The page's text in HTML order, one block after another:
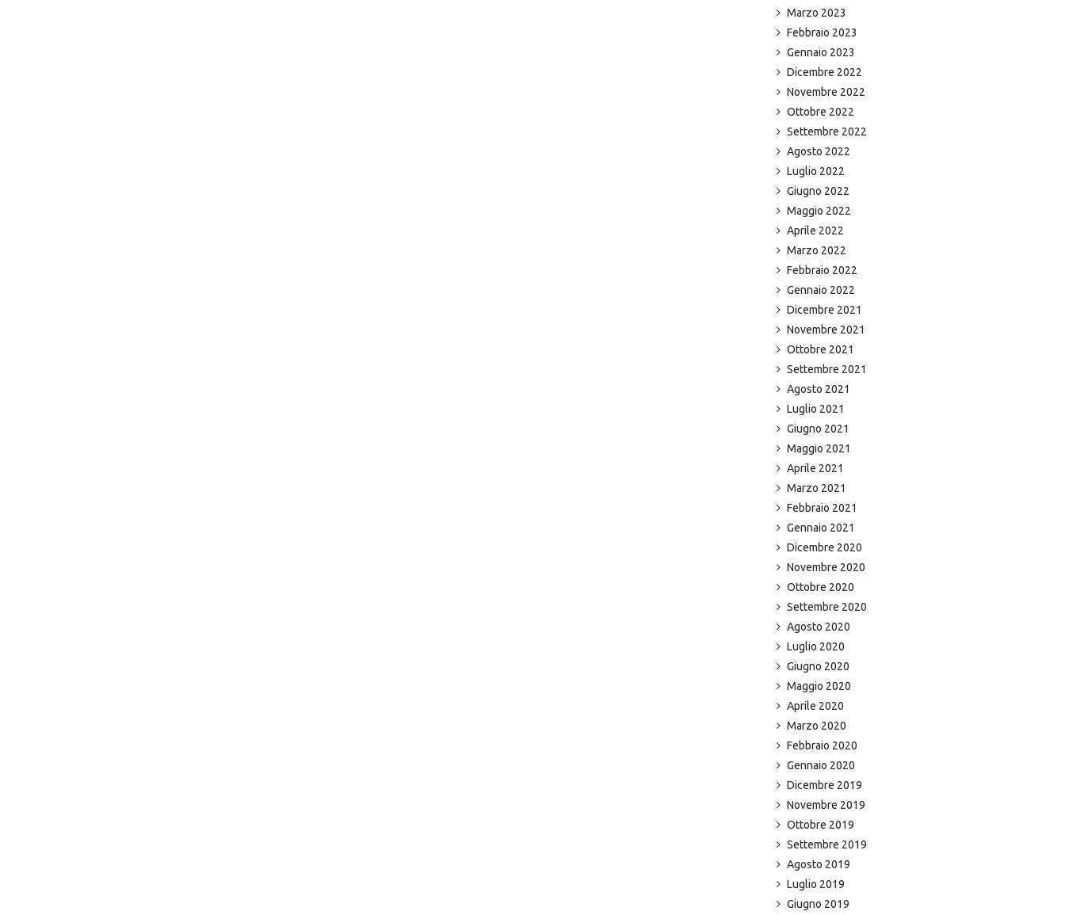
Marzo 2023
Febbraio 2023
Gennaio 2023
Dicembre 2022
Novembre 2022
Ottobre 2022
Settembre 2022
Agosto 2022
Luglio 2022
Giugno 2022
Maggio 2022
Aprile 2022
Marzo 2022
Febbraio 2022
Gennaio 2022
Dicembre 2021
Novembre 2021
Ottobre 2021
Settembre 2021
Agosto 2021
Luglio 2021
Giugno 2021
Maggio 2021
Aprile 2021
Marzo 2021
Febbraio 2021
Gennaio 2021
Dicembre 2020
Novembre 2020
Ottobre 2020
Settembre 2020
Agosto 2020
Luglio 2020
Giugno 2020
Maggio 2020
Aprile 2020
Marzo 2020
Febbraio 2020
Gennaio 2020
Dicembre 2019
Novembre 2019
Ottobre 2019
Settembre 2019
Agosto 2019
Luglio 2019
Giugno 2019